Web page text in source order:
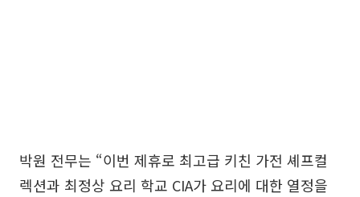
박원 전무는 “이번 제휴로 최고급 키친 가전 셰프컬
렉션과 최정상 요리 학교 CIA가 요리에 대한 열정을